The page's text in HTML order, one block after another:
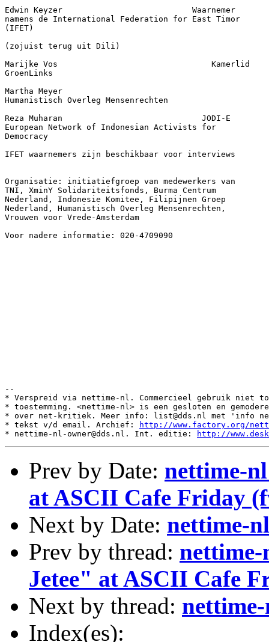
Edwin Keyzer                           Waarnemer
namens de International Federation for East Timor
(IFET)
(zojuist terug uit Dili)
Marijke Vos                                Kamerlid
GroenLinks
Martha Meyer
Humanistisch Overleg Mensenrechten
Reza Muharan                             JODI-E
European Network of Indonesian Activists for
Democracy
IFET waarnemers zijn beschikbaar voor interviews
Organisatie: initiatiefgroep van medewerkers van
TNI, XminY Solidariteitsfonds, Burma Centrum
Nederland, Indonesie Komitee, Filipijnen Groep
Nederland, Humanistisch Overleg Mensenrechten,
Vrouwen voor Vrede-Amsterdam
Voor nadere informatie: 020-4709090
--
* Verspreid via nettime-nl. Commercieel gebruik niet
* toestemming. <nettime-nl> is een gesloten en
* over net-kritiek. Meer info: list@dds.nl met 'info
* tekst v/d email. Archief:
http://www.factory.org/
* nettime-nl-owner@dds.nl. Int. editie:
http://
Prev by Date: nettime-
at ASCII Cafe Friday
Next by Date: nettime-
Prev by thread:
Jetee" at ASCII Cafe
Next by thread:
Index(es):